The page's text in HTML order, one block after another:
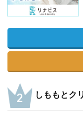
しももとク